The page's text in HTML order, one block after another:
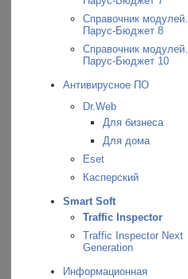
Справочник модулей.
Парус-Бюджет 8
Справочник модулей.
Парус-Бюджет 10
Антивирусное ПО
Dr.Web
Для бизнеса
Для дома
Eset
Касперский
Smart Soft
Traffic Inspector
Traffic Inspector Next
Generation
Информационная